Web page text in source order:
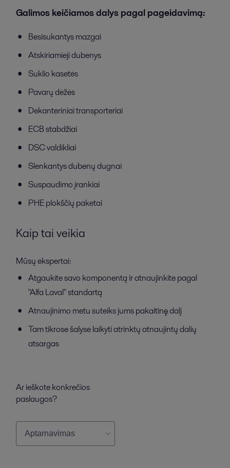
Galimos keičiamos dalys pagal pageidavimą:
Besisukantys mazgai
Atskiriamieji dubenys
Suklio kasetės
Pavarų dėžės
Dekanteriniai transporteriai
ECB stabdžiai
DSC valdikliai
Slenkantys dubenų dugnai
Suspaudimo įrankiai
PHE plokščių paketai
Kaip tai veikia
Mūsų ekspertai:
Atgaukite savo komponentą ir atnaujinkite pagal
"Alfa Laval" standartą
Atnaujinimo metu suteiks jums pakaitinę dalį
Tam tikrose šalyse laikyti atrinktų atnaujintų dalių
atsargas
Ar ieškote konkrečios
paslaugos?